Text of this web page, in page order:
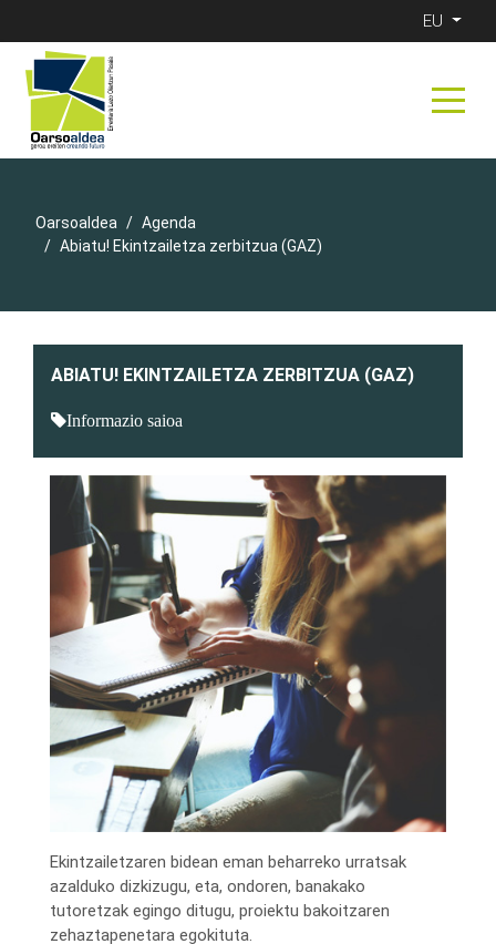
EU
Oarsoaldea
Agenda
Abiatu! Ekintzailetza zerbitzua (GAZ)
ABIATU! EKINTZAILETZA ZERBITZUA (GAZ)
Informazio saioa
Ekintzailetzaren bidean eman beharreko urratsak
azalduko dizkizugu, eta, ondoren, banakako
tutoretzak egingo ditugu, proiektu bakoitzaren
zehaztapenetara egokituta.